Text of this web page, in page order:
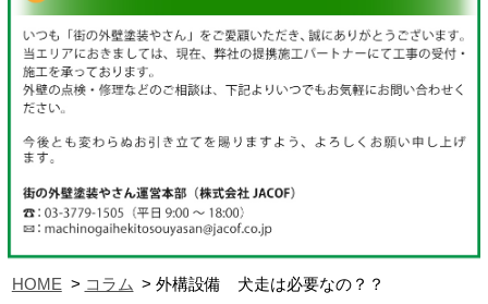
HOME コラム 外構設備 犬走は必要なの？？